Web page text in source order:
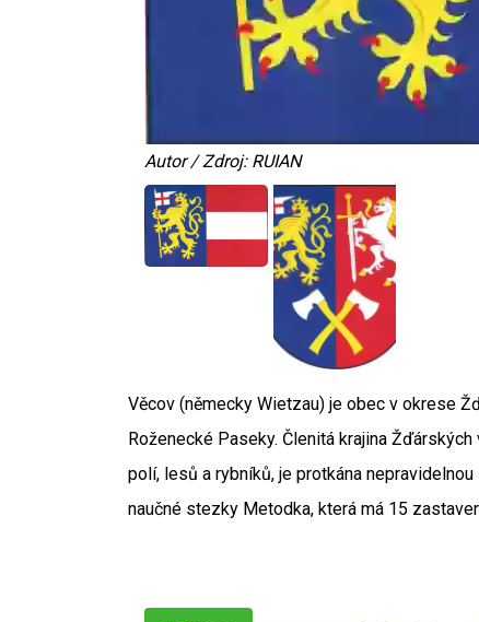
Autor / Zdroj: RUIAN
Věcov (německy Wietzau) je obec v okrese
Roženecké Paseky. Členitá krajina
polí, lesů a rybníků, je protkána
naučné stezky Metodka, která má 15